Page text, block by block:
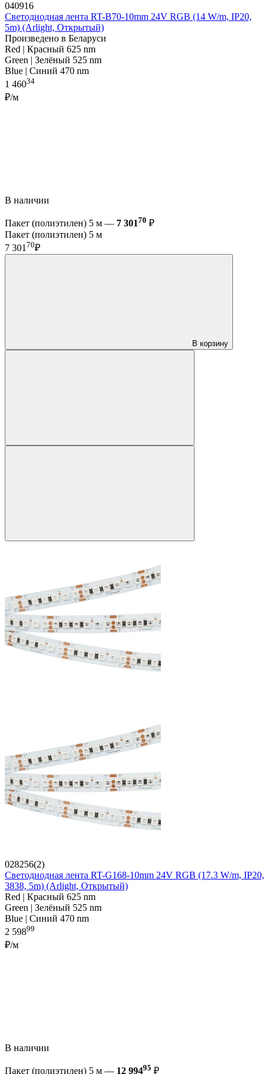
040916
Светодиодная лента RT-B70-10mm 24V RGB (14 W/m, IP20,
5m) (Arlight, Открытый)
Произведено в Беларуси
Red | Красный 625 nm
Green | Зелёный 525 nm
Blue | Синий 470 nm
1 46034
₽/м
В наличии
Пакет (полиэтилен) 5 м — 7 30170 ₽
Пакет (полиэтилен) 5 м
7 30170₽
В корзину
028256(2)
Светодиодная лента RT-G168-10mm 24V RGB (17.3 W/m, IP20,
3838, 5m) (Arlight, Открытый)
Red | Красный 625 nm
Green | Зелёный 525 nm
Blue | Синий 470 nm
2 59899
₽/м
В наличии
Пакет (полиэтилен) 5 м — 12 99495 ₽